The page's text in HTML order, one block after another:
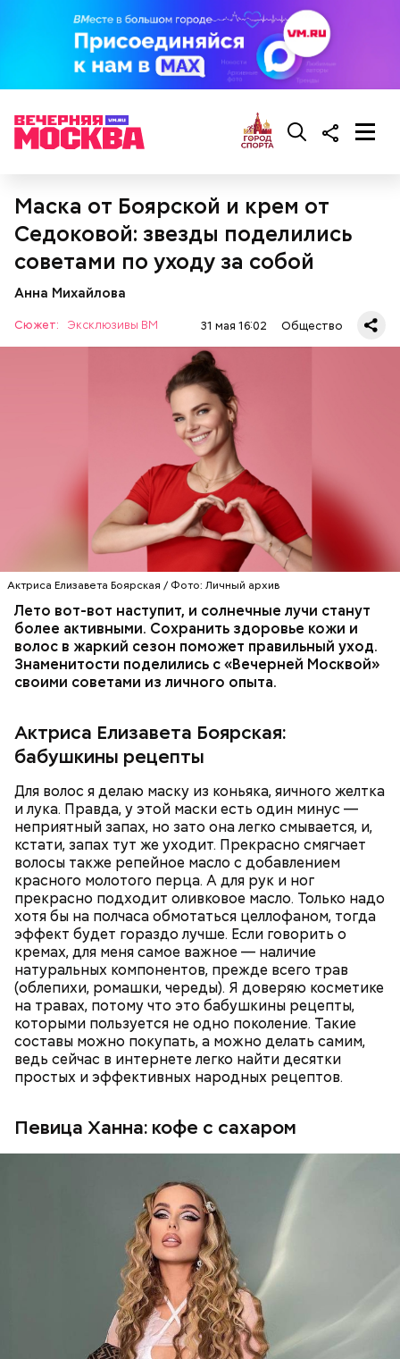
Маска от Боярской и крем от
Седоковой: звезды поделились
советами по уходу за собой
Анна Михайлова
Сюжет: Эксклюзивы ВМ 31 мая 16:02 Общество
Актриса Елизавета Боярская / Фото: Личный архив
Лето вот-вот наступит, и солнечные лучи станут
более активными. Сохранить здоровье кожи и
волос в жаркий сезон поможет правильный уход.
Знаменитости поделились с «Вечерней Москвой»
своими советами из личного опыта.
Актриса Елизавета Боярская:
бабушкины рецепты
Для волос я делаю маску из коньяка, яичного желтка
и лука. Правда, у этой маски есть один минус —
неприятный запах, но зато она легко смывается, и,
кстати, запах тут же уходит. Прекрасно смягчает
волосы также репейное масло с добавлением
красного молотого перца. А для рук и ног
прекрасно подходит оливковое масло. Только надо
хотя бы на полчаса обмотаться целлофаном, тогда
эффект будет гораздо лучше. Если говорить о
кремах, для меня самое важное — наличие
натуральных компонентов, прежде всего трав
(облепихи, ромашки, череды). Я доверяю косметике
на травах, потому что это бабушкины рецепты,
которыми пользуется не одно поколение. Такие
составы можно покупать, а можно делать самим,
ведь сейчас в интернете легко найти десятки
простых и эффективных народных рецептов.
Певица Ханна: кофе с сахаром
можно добавить соль и перец. Сверху блюдо
присыпают свежим базиликом и отправляют в
Курица с кабачками по-тайски
курица;
кабачок;
соевый соус;
кисло-сладкий соус;
— Есть опасность, что гнилостные процессы
распространились по всему плоду. Ей можно
Еще важно знать, откуда дыню привезли к нам,
подчеркнула диетолог. Самолетом их не
доставляют, поэтому пока она приедет, как и
любые фрукты и овощи, она может терять свои
витамины.
— Ранний сорт «Колхозница» выращивают в
России. А дыня «Торпеда» растет в основном в
Узбекистане. Этот сорт созревает в августе, —
сообщила Соломатина.
Иногда дыню подкармливают азотистыми
удобрениями, чтобы вырастить ее побыстрее.
должна быть упакована в пленку. Это снижает риск
отравления, — заключила Соломатина.